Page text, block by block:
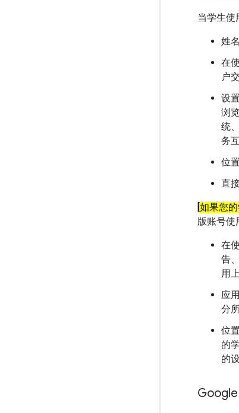
当学生使
姓
在
户
设
浏
统
务
位
直
[如果您
版账号使
在
告
用
应
分
位
的
的